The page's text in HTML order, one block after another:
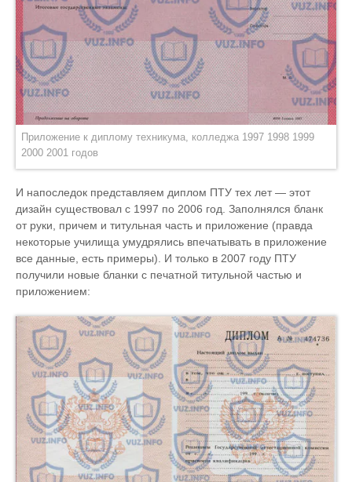
Приложение к диплому техникума, колледжа 1997 1998 1999
2000 2001 годов
И напоследок представляем диплом ПТУ тех лет — этот
дизайн существовал с 1997 по 2006 год. Заполнялся бланк
от руки, причем и титульная часть и приложение (правда
некоторые училища умудрялись впечатывать в приложение
все данные, есть примеры). И только в 2007 году ПТУ
получили новые бланки с печатной титульной частью и
приложением: